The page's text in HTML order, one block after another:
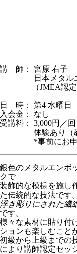
講 師： 宮原 右子
日本メタルエン
（JMEA認定
日 時： 第4 水曜日
入会金： なし
受講料： 3,000円／
体験あり（教材
*事前にお申込
銀色のメタルエンボ
クで
装飾的な模様を施し
た伝統的な技法です。
浮き彫りにされた繊
です。
様々な素材に貼り付
ションも楽しむこと
初級から上級までの
により講師認定セッ